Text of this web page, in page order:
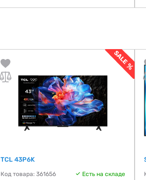
TCL 43P6K
Код товара: 361656 Есть на складе